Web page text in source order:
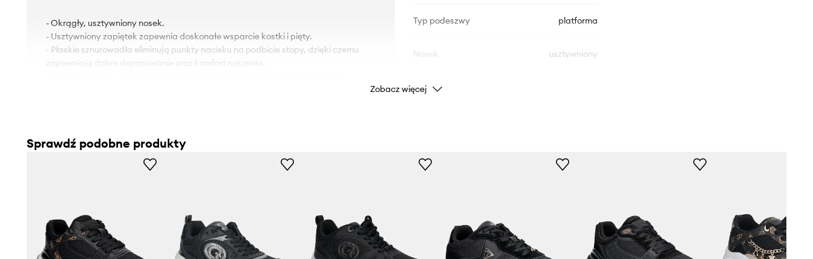
- Okrągły, usztywniony nosek.
- Usztywniony zapiętek zapewnia doskonałe wsparcie kostki i pięty.
- Płaskie sznurowadła eliminują punkty nacisku na podbicie stopy, dzięki czemu
zapewniają dobre dopasowanie oraz komfort noszenia.
Typ podeszwy platforma
Nosek usztywniony
Kolor producenta
Guess
Zobacz więcej
Sprawdź podobne produkty